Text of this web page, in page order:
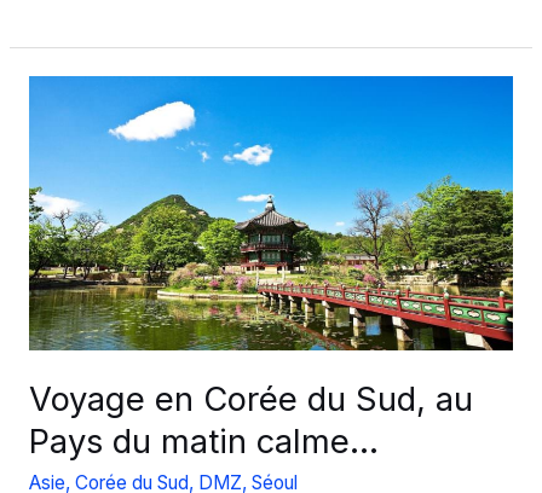
pour
un
écovolontaire
Voyage en Corée du Sud, au
Pays du matin calme…
Asie, Corée du Sud, DMZ, Séoul